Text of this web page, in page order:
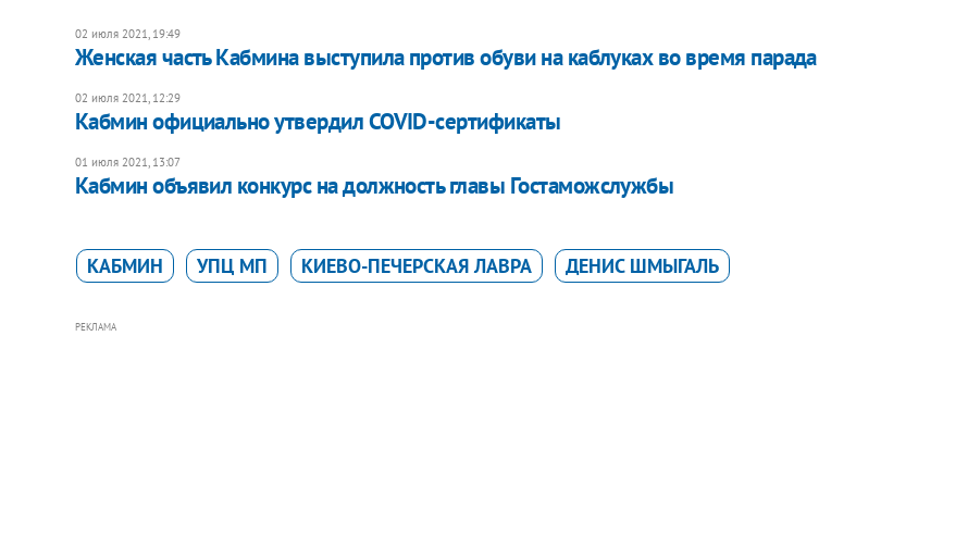
02 июля 2021, 19:49
Женская часть Кабмина выступила против обуви на каблуках во время парада
02 июля 2021, 12:29
Кабмин официально утвердил COVID-сертификаты
01 июля 2021, 13:07
Кабмин объявил конкурс на должность главы Гостаможслужбы
КАБМИН УПЦ МП КИЕВО-ПЕЧЕРСКАЯ ЛАВРА ДЕНИС ШМЫГАЛЬ
РЕКЛАМА